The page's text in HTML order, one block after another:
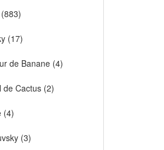
(17)
de Banane (4)
de Cactus (2)
(4)
(3)